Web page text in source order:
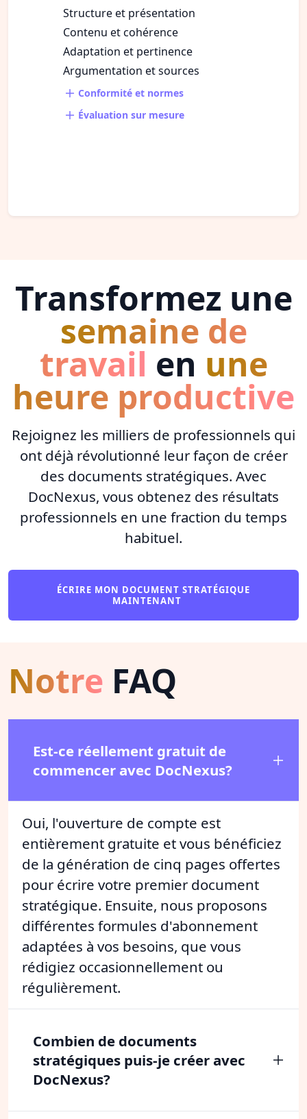
Structure et présentation
Contenu et cohérence
Adaptation et pertinence
Argumentation et sources
Conformité et normes
Évaluation sur mesure
Transformez une
semaine de
travail en une
heure productive
Rejoignez les milliers de professionnels qui
ont déjà révolutionné leur façon de créer
des documents stratégiques. Avec
DocNexus, vous obtenez des résultats
professionnels en une fraction du temps
habituel.
ÉCRIRE MON DOCUMENT STRATÉGIQUE
MAINTENANT
Notre FAQ
Est-ce réellement gratuit de
commencer avec DocNexus?
Oui, l'ouverture de compte est
entièrement gratuite et vous bénéficiez
de la génération de cinq pages offertes
pour écrire votre premier document
stratégique. Ensuite, nous proposons
différentes formules d'abonnement
adaptées à vos besoins, que vous
rédigiez occasionnellement ou
régulièrement.
Combien de documents
stratégiques puis-je créer avec
DocNexus?